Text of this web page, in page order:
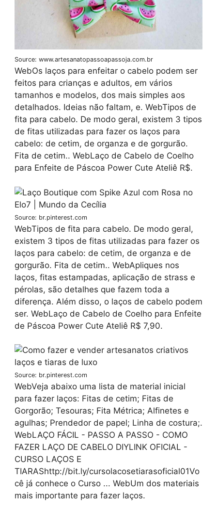
Source: www.artesanatopassoapassoja.com.br
WebOs laços para enfeitar o cabelo podem ser
feitos para crianças e adultos, em vários
tamanhos e modelos, dos mais simples aos
detalhados. Ideias não faltam, e. WebTipos de
fita para cabelo. De modo geral, existem 3 tipos
de fitas utilizadas para fazer os laços para
cabelo: de cetim, de organza e de gorgurão.
Fita de cetim.. WebLaço de Cabelo de Coelho
para Enfeite de Páscoa Power Cute Ateliê R$.
Source: br.pinterest.com
WebTipos de fita para cabelo. De modo geral,
existem 3 tipos de fitas utilizadas para fazer os
laços para cabelo: de cetim, de organza e de
gorgurão. Fita de cetim.. WebApliques nos
laços, fitas estampadas, aplicação de strass e
pérolas, são detalhes que fazem toda a
diferença. Além disso, o laços de cabelo podem
ser. WebLaço de Cabelo de Coelho para Enfeite
de Páscoa Power Cute Ateliê R$ 7,90.
Source: br.pinterest.com
WebVeja abaixo uma lista de material inicial
para fazer laços: Fitas de cetim; Fitas de
Gorgorão; Tesouras; Fita Métrica; Alfinetes e
agulhas; Prendedor de papel; Linha de costura;.
WebLAÇO FÁCIL - PASSO A PASSO - COMO
FAZER LAÇO DE CABELO DIYLINK OFICIAL -
CURSO LAÇOS E
TIARAShttp://bit.ly/cursolacosetiarasoficial01Vo
cê já conhece o Curso ... WebUm dos materiais
mais importante para fazer laços.